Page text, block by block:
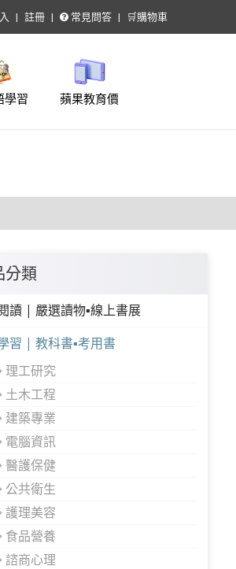
註冊 常見問答 🛒購物車
學習 蘋果教育價
分類
讀 | 嚴選讀物▪線上書展
習 | 教科書▪考用書
理工研究
土木工程
建築專業
電腦資訊
醫護保健
公共衛生
護理美容
食品營養
諮商心理